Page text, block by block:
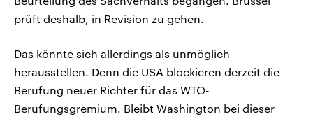
prüft deshalb, in Revision zu gehen.
Das könnte sich allerdings als unmöglich
herausstellen. Denn die USA blockieren derzeit die
Berufung neuer Richter für das WTO-
Berufungsgremium. Bleibt Washington bei dieser